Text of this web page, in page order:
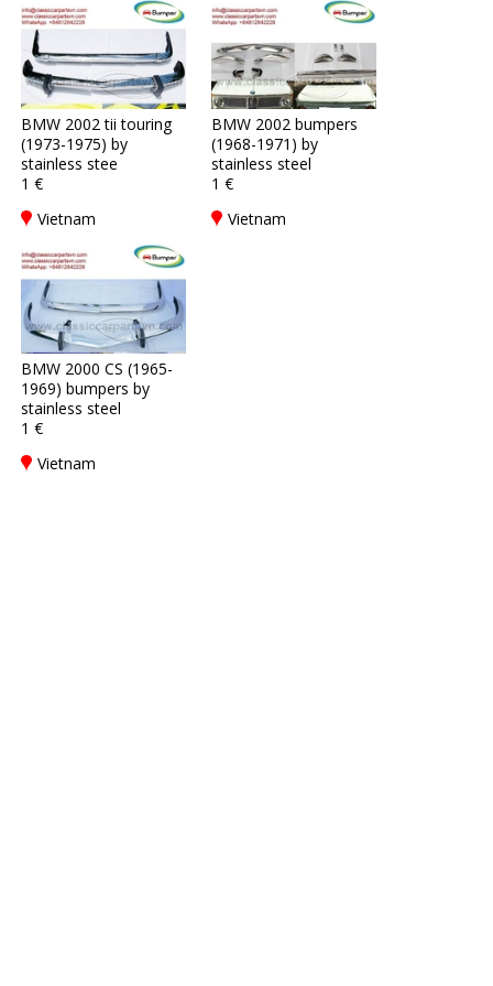
BMW 2002 tii touring
(1973-1975) by
stainless stee
1 €
Vietnam
BMW 2002 bumpers
(1968-1971) by
stainless steel
1 €
Vietnam
BMW 2000 CS (1965-
1969) bumpers by
stainless steel
1 €
Vietnam